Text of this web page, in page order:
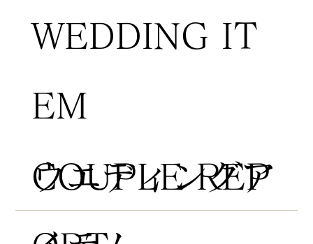
COUPLE REP
WEDDING IT
EM
​ウエディングア